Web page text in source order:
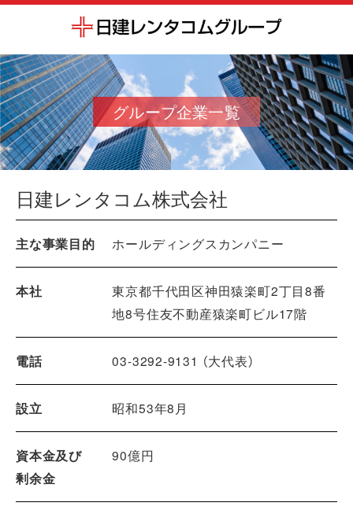
グループ企業一覧
日建レンタコム株式会社
主な事業目的 ホールディングスカンパニー
本社
東京都千代田区神田猿楽町2丁目8番
地8号住友不動産猿楽町ビル17階
電話 03-3292-9131 （大代表）
設立 昭和53年8月
資本金及び
剰余金
90億円